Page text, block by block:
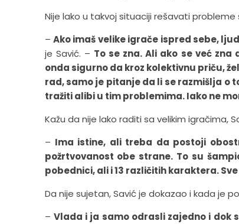
Nije lako u takvoj situaciji rešavati
– Ako imaš velike igrače ispred sebe,
je Savić. – To se zna. Ali ako se već
onda sigurno da kroz kolektivnu priču,
rad, samo je pitanje da li se razmišlja o
tražiti alibi u tim problemima. Iako ne
Kažu da nije lako raditi sa velikim igračima,
– Ima istine, ali treba da postoji
požrtvovanost obe strane. To su
pobednici, ali i 13 različitih karaktera.
Da nije sujetan, Savić je dokazao i kada je
– Vlada i ja samo odrasli zajedno i dok